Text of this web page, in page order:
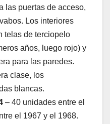
las puertas de acceso,
Los interiores
telas de terciopelo
años, luego rojo) y
para las paredes.
clase, los
blancas.
– 40 unidades entre el
el 1967 y el 1968.